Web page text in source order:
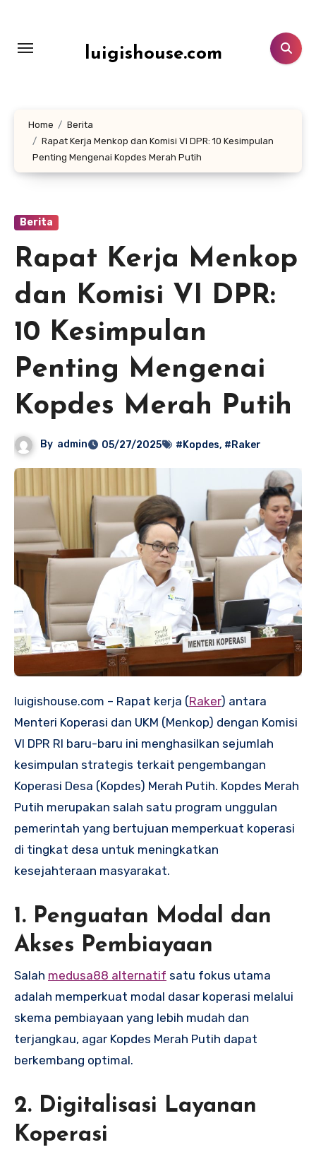
konten
luigishouse.com
Home
Berita
Rapat Kerja Menkop dan Komisi VI DPR: 10 Kesimpulan
Penting Mengenai Kopdes Merah Putih
Berita
Rapat Kerja Menkop
dan Komisi VI DPR:
10 Kesimpulan
Penting Mengenai
Kopdes Merah Putih
By admin 05/27/2025 #Kopdes, #Raker
luigishouse.com – Rapat kerja (Raker) antara
Menteri Koperasi dan UKM (Menkop) dengan Komisi
VI DPR RI baru-baru ini menghasilkan sejumlah
kesimpulan strategis terkait pengembangan
Koperasi Desa (Kopdes) Merah Putih. Kopdes Merah
Putih merupakan salah satu program unggulan
pemerintah yang bertujuan memperkuat koperasi
di tingkat desa untuk meningkatkan
kesejahteraan masyarakat.
1. Penguatan Modal dan
Akses Pembiayaan
Salah medusa88 alternatif satu fokus utama
adalah memperkuat modal dasar koperasi melalui
skema pembiayaan yang lebih mudah dan
terjangkau, agar Kopdes Merah Putih dapat
berkembang optimal.
2. Digitalisasi Layanan
Koperasi